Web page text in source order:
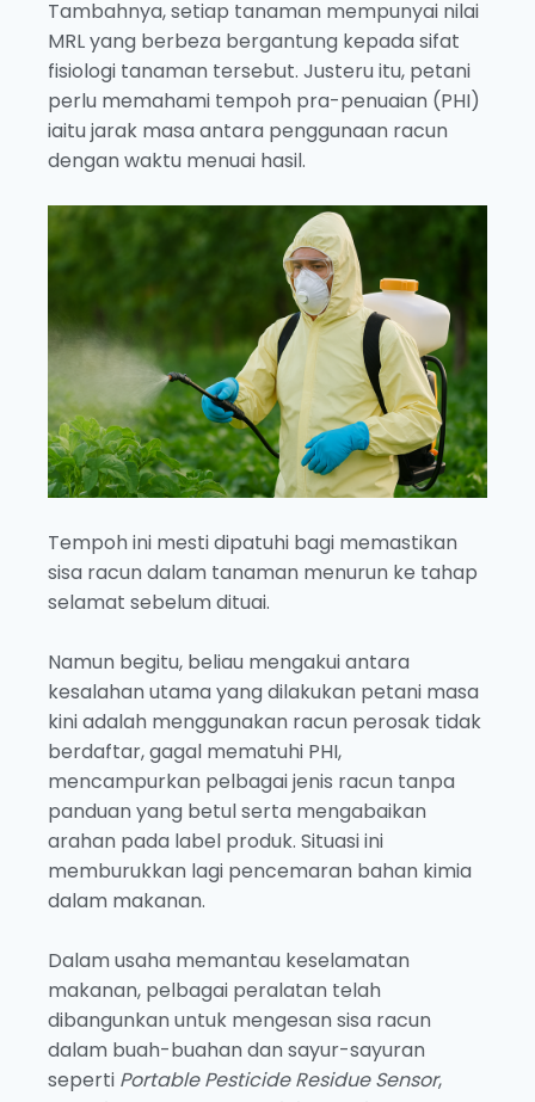
Tambahnya, setiap tanaman mempunyai nilai
MRL yang berbeza bergantung kepada sifat
fisiologi tanaman tersebut. Justeru itu, petani
perlu memahami tempoh pra-penuaian (PHI)
iaitu jarak masa antara penggunaan racun
dengan waktu menuai hasil.
Tempoh ini mesti dipatuhi bagi memastikan
sisa racun dalam tanaman menurun ke tahap
selamat sebelum dituai.
Namun begitu, beliau mengakui antara
kesalahan utama yang dilakukan petani masa
kini adalah menggunakan racun perosak tidak
berdaftar, gagal mematuhi PHI,
mencampurkan pelbagai jenis racun tanpa
panduan yang betul serta mengabaikan
arahan pada label produk. Situasi ini
memburukkan lagi pencemaran bahan kimia
dalam makanan.
Dalam usaha memantau keselamatan
makanan, pelbagai peralatan telah
dibangunkan untuk mengesan sisa racun
dalam buah-buahan dan sayur-sayuran
seperti Portable Pesticide Residue Sensor,